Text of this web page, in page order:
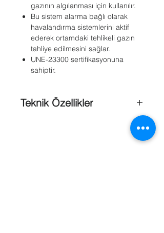
gazının algılanması için kullanılır.
Bu sistem alarma bağlı olarak
havalandırma sistemlerini aktif
ederek ortamdaki tehlikeli gazın
tahliye edilmesini sağlar.
UNE-23300 sertifikasyonuna
sahiptir.
Teknik Özellikler